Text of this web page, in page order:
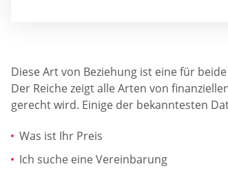
Diese Art von Beziehung ist eine für
Der Reiche zeigt alle Arten von
gerecht wird. Einige der bekanntesten
Was ist Ihr Preis
Ich suche eine Vereinbarung